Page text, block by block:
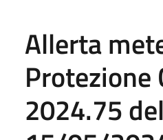
Allerta
Protezione
2024.75 del